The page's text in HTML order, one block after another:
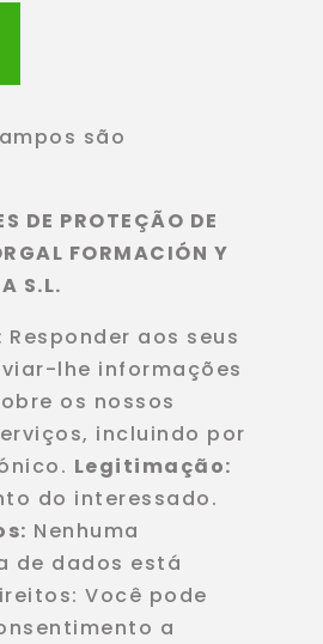
são
DE PROTEÇÃO DE
FORMACIÓN Y
S.L.
Responder aos seus
lhe informações
os nossos
incluindo por
Legitimação:
do interessado.
Nenhuma
de dados está
Você pode
a